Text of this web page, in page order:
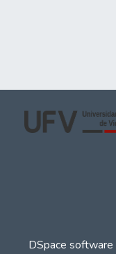
DSpace software